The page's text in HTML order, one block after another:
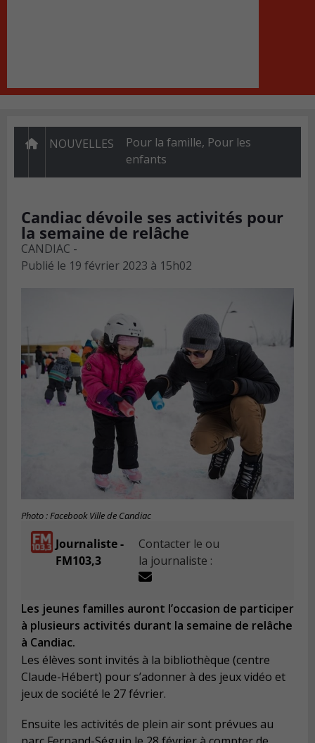
NOUVELLES Pour la famille, Pour les
enfants
Candiac dévoile ses activités pour
la semaine de relâche
CANDIAC -
Publié le 19 février 2023 à 15h02
Photo : Facebook Ville de Candiac
Journaliste -
FM103,3
Contacter le ou
la journaliste :
Les jeunes familles auront l’occasion de participer
à plusieurs activités durant la semaine de relâche
à Candiac.
Les élèves sont invités à la bibliothèque (centre
Claude-Hébert) pour s’adonner à des jeux vidéo et
jeux de société le 27 février.
Ensuite les activités de plein air sont prévues au